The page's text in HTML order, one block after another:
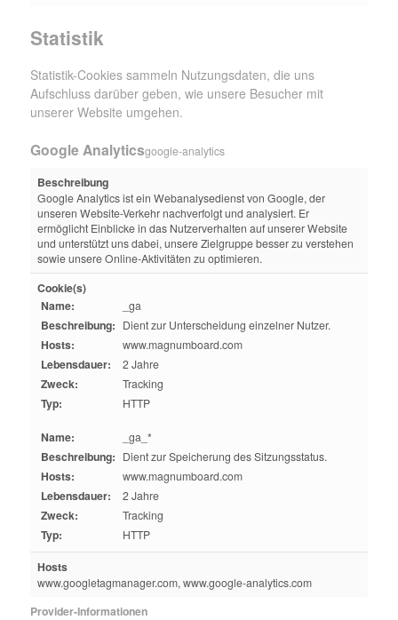
Statistik
Statistik-Cookies sammeln Nutzungsdaten, die uns
Aufschluss darüber geben, wie unsere Besucher mit
unserer Website umgehen.
Google Analyticsgoogle-analytics
Beschreibung
Google Analytics ist ein Webanalysedienst von Google, der
unseren Website-Verkehr nachverfolgt und analysiert. Er
ermöglicht Einblicke in das Nutzerverhalten auf unserer Website
und unterstützt uns dabei, unsere Zielgruppe besser zu verstehen
sowie unsere Online-Aktivitäten zu optimieren.
Cookie(s)
Name:
_ga
Beschreibung: Dient zur Unterscheidung einzelner Nutzer.
Hosts: www.magnumboard.com
Lebensdauer: 2 Jahre
Zweck: Tracking
Typ: HTTP
Name: _ga_*
Beschreibung: Dient zur Speicherung des Sitzungsstatus.
Hosts: www.magnumboard.com
Lebensdauer: 2 Jahre
Zweck: Tracking
Typ: HTTP
Hosts
www.googletagmanager.com, www.google-analytics.com
Provider-Informationen